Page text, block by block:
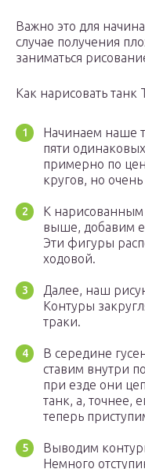
Важно это для
случае получения
заниматься
Как нарисовать
Начинаем наше
пяти
примерно по
кругов, но
К
выше, добавим
Эти фигуры
ходовой.
Далее, наш
Контуры
траки.
В середине
ставим внутри
при езде они
танк, а, точнее,
теперь
Выводим
Немного